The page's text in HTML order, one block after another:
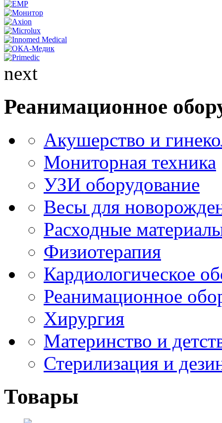
next
Реанимационное
Акушерство и
Мониторная техника
УЗИ оборудование
Весы для
Расходные
Физиотерапия
Кардиологическое
Реанимационное
Хирургия
Материнство и
Стерилизация и
Товары